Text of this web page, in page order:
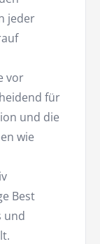
jeder
vor
für
und die
wie
Best
und